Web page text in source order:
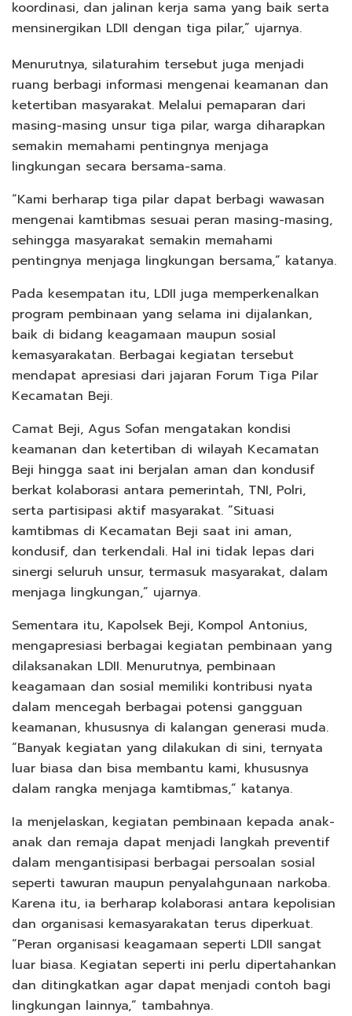
koordinasi, dan jalinan kerja sama yang baik serta
mensinergikan LDII dengan tiga pilar,” ujarnya.
Menurutnya, silaturahim tersebut juga menjadi
ruang berbagi informasi mengenai keamanan dan
ketertiban masyarakat. Melalui pemaparan dari
masing-masing unsur tiga pilar, warga diharapkan
semakin memahami pentingnya menjaga
lingkungan secara bersama-sama.
“Kami berharap tiga pilar dapat berbagi wawasan
mengenai kamtibmas sesuai peran masing-masing,
sehingga masyarakat semakin memahami
pentingnya menjaga lingkungan bersama,” katanya.
Pada kesempatan itu, LDII juga memperkenalkan
program pembinaan yang selama ini dijalankan,
baik di bidang keagamaan maupun sosial
kemasyarakatan. Berbagai kegiatan tersebut
mendapat apresiasi dari jajaran Forum Tiga Pilar
Kecamatan Beji.
Camat Beji, Agus Sofan mengatakan kondisi
keamanan dan ketertiban di wilayah Kecamatan
Beji hingga saat ini berjalan aman dan kondusif
berkat kolaborasi antara pemerintah, TNI, Polri,
serta partisipasi aktif masyarakat. “Situasi
kamtibmas di Kecamatan Beji saat ini aman,
kondusif, dan terkendali. Hal ini tidak lepas dari
sinergi seluruh unsur, termasuk masyarakat, dalam
menjaga lingkungan,” ujarnya.
Sementara itu, Kapolsek Beji, Kompol Antonius,
mengapresiasi berbagai kegiatan pembinaan yang
dilaksanakan LDII. Menurutnya, pembinaan
keagamaan dan sosial memiliki kontribusi nyata
dalam mencegah berbagai potensi gangguan
keamanan, khususnya di kalangan generasi muda.
“Banyak kegiatan yang dilakukan di sini, ternyata
luar biasa dan bisa membantu kami, khususnya
dalam rangka menjaga kamtibmas,” katanya.
Ia menjelaskan, kegiatan pembinaan kepada anak-
anak dan remaja dapat menjadi langkah preventif
dalam mengantisipasi berbagai persoalan sosial
seperti tawuran maupun penyalahgunaan narkoba.
Karena itu, ia berharap kolaborasi antara kepolisian
dan organisasi kemasyarakatan terus diperkuat.
“Peran organisasi keagamaan seperti LDII sangat
luar biasa. Kegiatan seperti ini perlu dipertahankan
dan ditingkatkan agar dapat menjadi contoh bagi
lingkungan lainnya,” tambahnya.